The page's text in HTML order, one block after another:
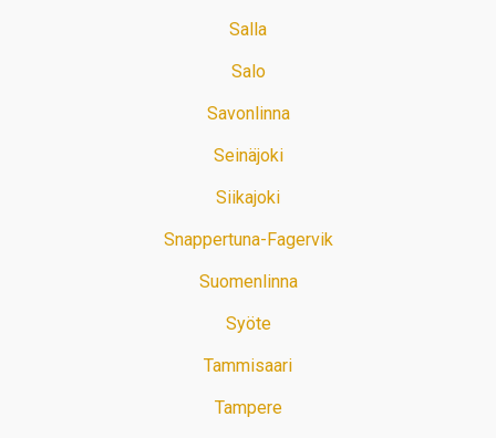
Salla
Salo
Savonlinna
Seinäjoki
Siikajoki
Snappertuna-Fagervik
Suomenlinna
Syöte
Tammisaari
Tampere